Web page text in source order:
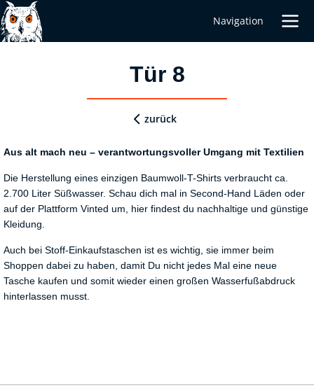
Navigation
Tür 8
zurück
Aus alt mach neu – verantwortungsvoller Umgang mit Textilien
Die Herstellung eines einzigen Baumwoll-T-Shirts verbraucht ca.
2.700 Liter Süßwasser. Schau dich mal in Second-Hand Läden oder
auf der Plattform Vinted um, hier findest du nachhaltige und günstige
Kleidung.
Auch bei Stoff-Einkaufstaschen ist es wichtig, sie immer beim
Shoppen dabei zu haben, damit Du nicht jedes Mal eine neue
Tasche kaufen und somit wieder einen großen Wasserfußabdruck
hinterlassen musst.